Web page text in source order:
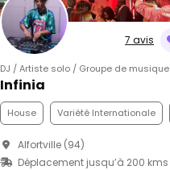
7 avis
DJ / Artiste solo / Groupe de musique
Infinia
House Variété Internationale
Alfortville (94)
Déplacement jusqu’à 200 kms